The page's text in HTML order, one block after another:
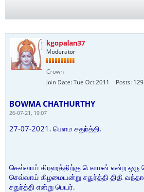
kgopalan37
Moderator
Crown
Join Date:Tue Oct 2011 Posts:
BOWMA CHATHURTHY
26-07-21, 19:07
27-07-2021. பெளம சதுர்த்தி.
செவ்வாய் கிரஹத்திற்கு பெளமன் என்ற ஒரு
செவ்வாய் கிழமையன்று சதுர்த்தி திதி
சதுர்த்தி என்று பெயர்.